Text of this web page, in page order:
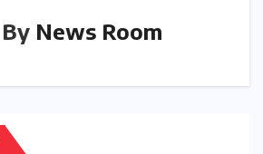
By News Room